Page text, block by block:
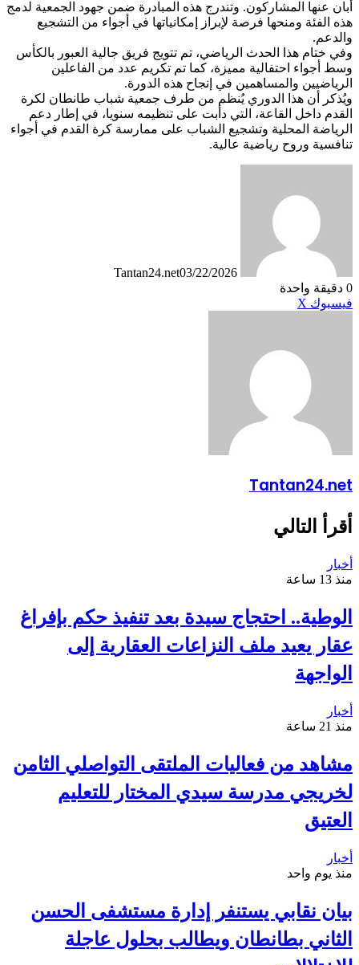
أبان عنها المشاركون. وتندرج هذه المبادرة ضمن جهود الجمعية لدمج
هذه الفئة ومنحها فرصة لإبراز إمكانياتها في أجواء من التشجيع
والدعم.
وفي ختام هذا الحدث الرياضي، تم تتويج فريق جالية العبور بالكأس
وسط أجواء احتفالية مميزة، كما تم تكريم عدد من الفاعلين
الرياضيين والمساهمين في إنجاح هذه الدورة.
ويُذكر أن هذا الدوري يُنظم من طرف جمعية شباب طانطان لكرة
القدم داخل القاعة، التي دأبت على تنظيمه سنويا، في إطار دعم
الرياضة المحلية وتشجيع الشباب على ممارسة كرة القدم في أجواء
تنافسية وروح رياضية عالية.
Tantan24.net03/22/2026
0 دقيقة واحدة
فيسبوك X
Tantan24.net
أقرأ التالي
أخبار
منذ 13 ساعة
الوطية.. احتجاج سيدة بعد تنفيذ حكم بإفراغ
عقار يعيد ملف النزاعات العقارية إلى
الواجهة
أخبار
منذ 21 ساعة
مشاهد من فعاليات الملتقى التواصلي الثامن
لخريجي مدرسة سيدي المختار للتعليم
العتيق
أخبار
منذ يوم واحد
بيان نقابي يستنفر إدارة مستشفى الحسن
الثاني بطانطان ويطالب بحلول عاجلة